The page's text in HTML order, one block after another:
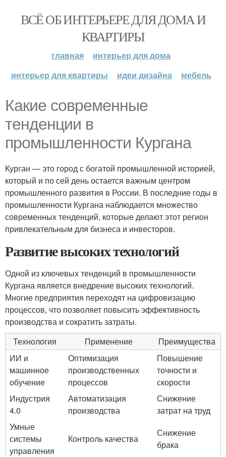
ВСЁ ОБ ИНТЕРЬЕРЕ ДЛЯ ДОМА И
КВАРТИРЫ
главная
интерьер для дома
интерьер для квартиры
идеи дизайна мебель
Какие современные
тенденции в
промышленности Кургана
Курган — это город с богатой промышленной историей,
который и по сей день остается важным центром
промышленного развития в России. В последние годы в
промышленности Кургана наблюдается множество
современных тенденций, которые делают этот регион
привлекательным для бизнеса и инвесторов.
Развитие высоких технологий
Одной из ключевых тенденций в промышленности
Кургана является внедрение высоких технологий.
Многие предприятия переходят на цифровизацию
процессов, что позволяет повысить эффективность
производства и сократить затраты.
Технология
Применение
Преимущества
ИИ и
машинное
обучение
Оптимизация
производственных
процессов
Повышение
точности и
скорости
Индустрия
4.0
Автоматизация
производства
Снижение
затрат на труд
Умные
системы
управления
Контроль качества
Снижение
брака